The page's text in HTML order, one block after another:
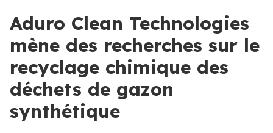
Aduro Clean Technologies
mène des recherches sur le
recyclage chimique des
déchets de gazon
synthétique